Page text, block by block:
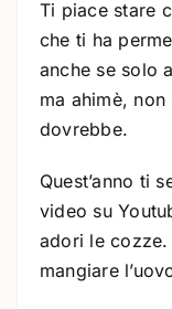
Ti piace stare
che ti ha
anche se solo
ma ahimè,
dovrebbe.
Quest’anno ti
video su
adori le
mangiare